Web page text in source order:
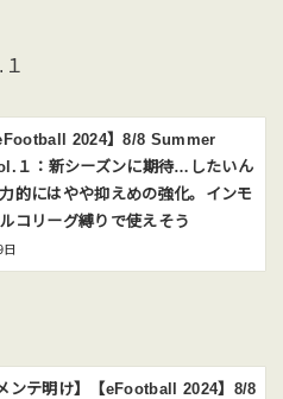
eFootball 2024】8/8 Summer
１：新シーズンに期待…したいん
的にはやや抑えめの強化。インモ
コリーグ縛りで使えそう
メンテ明け】【eFootball 2024】8/8